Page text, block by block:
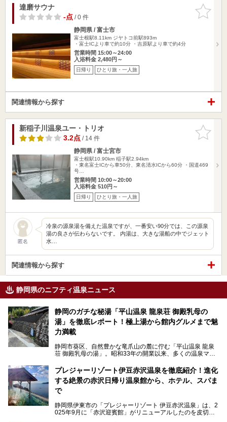
お気に入
りに追加
達磨サウナ
-点/ 0 件
静岡県 / 富士市
富士根駅8.11km ジヤトコ前駅893m
・富士ICより車で約10分 ・吉原駅より車で約4分
営業時間 15:00～24:00
入浴料金 2,480円～
日帰り ひとり旅・一人旅
関連情報から探す
お気に入
りに追加
新稲子川温泉ユー・トリオ
3.2点/ 14 件
静岡県 / 富士宮市
富士根駅10.90km 稲子駅2.94km
・東名富士ICから車50分、東名清水ICから60分 ・国道469
号…
営業時間 10:00～20:00
入浴料金 510円～
日帰り ひとり旅・一人旅
匿名
冷泉の源泉湯を備えた温泉ですが、一番安い90分では、この源泉
湯の良さが伝わらないです。 内湯は、大きな湯船の中でジェット
水…
関連情報から探す
静岡県のニフティ温泉ニュース
静岡のガチな秘湯「平山温泉 龍泉荘 御殿乳母の
湯」を徹底レポート！極上湯から館内グルメまで魅
力満載
静岡市葵区、自然豊かな竜爪山の麓に佇む「平山温泉 龍泉
荘 御殿乳母の湯」。昭和33年の開業以来、多くの温泉マニ
極上温泉です。お湯はもちろん、実はグルメも揃っているん
です。多くのファンを持つ、その圧倒的なこだわりと魅力を
解説します。
プレジャーリゾート伊豆赤沢温泉を徹底紹介！進化
する絶景の赤沢日帰り温泉館から、ホテル、スパま
で
静岡県伊東市の「プレジャーリゾート 伊豆赤沢温泉」は、2
025年9月に「赤沢迎賓館」がリニューアルしたのを皮切り